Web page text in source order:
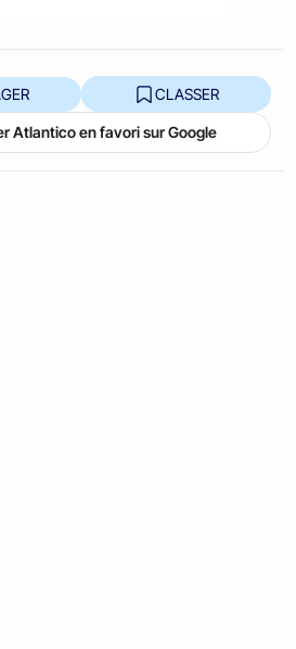
CLASSER
Atlantico en favori sur Google